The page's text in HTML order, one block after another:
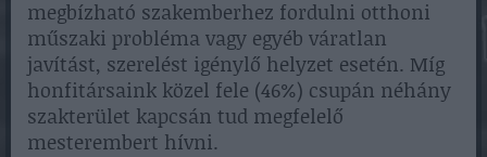
megbízható szakemberhez fordulni otthoni
műszaki probléma vagy egyéb váratlan
javítást, szerelést igénylő helyzet esetén. Míg
honfitársaink közel fele (46%) csupán néhány
szakterület kapcsán tud megfelelő
mesterembert hívni.